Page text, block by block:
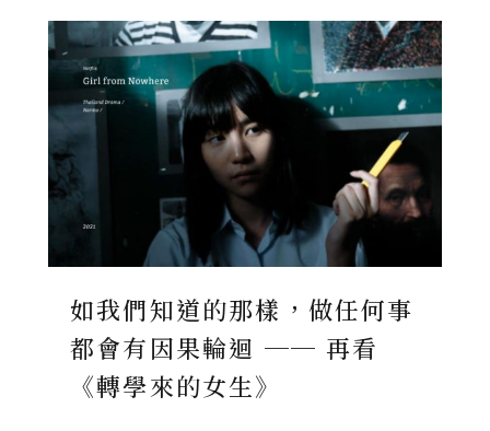
如我們知道的那樣，做任何事
都會有因果輪迴 ── 再看
《轉學來的女生》